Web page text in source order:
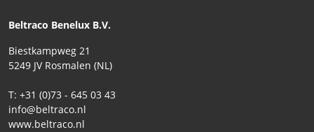
Beltraco Benelux B.V.
Biestkampweg 21
5249 JV Rosmalen (NL)
T: +31 (0)73 - 645 03 43
info@beltraco.nl
www.beltraco.nl